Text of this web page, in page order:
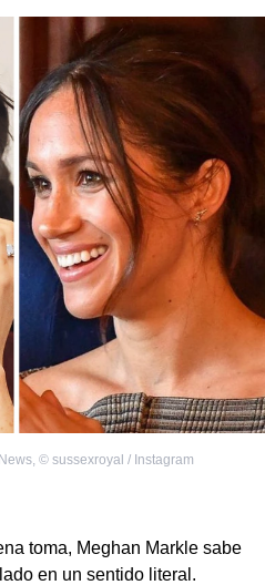
, © sussexroyal / Instagram
toma, Meghan Markle sabe
en un sentido literal.